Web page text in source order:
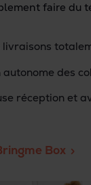
faire du
livraisons
des
réception et
Box